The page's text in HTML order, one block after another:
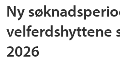
Ny
velferdshyttene
2026